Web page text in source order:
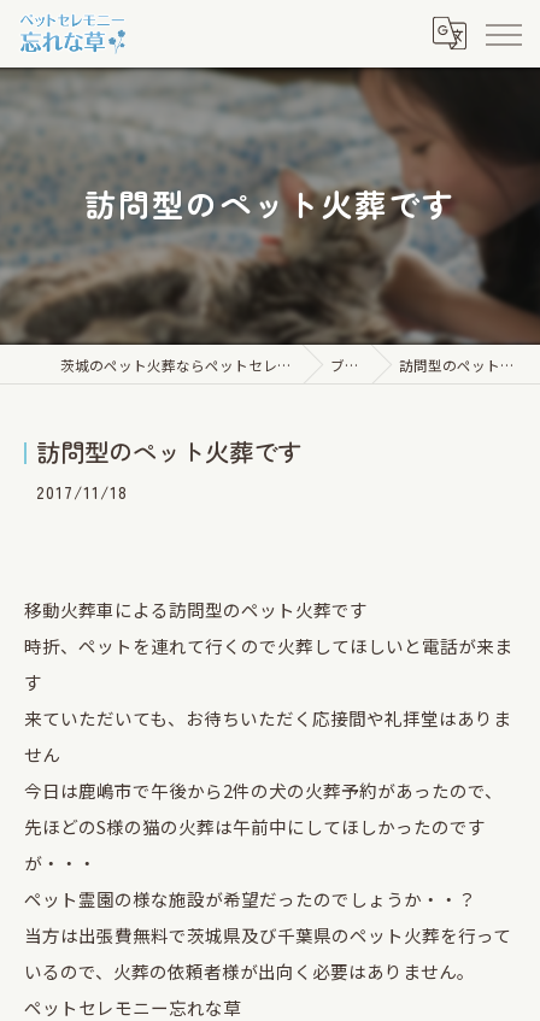
訪問型のペット火葬です
茨城のペット火葬ならペットセレモニー忘れな草 ブログ 訪問型のペット火葬です
訪問型のペット火葬です
2017/11/18
移動火葬車による訪問型のペット火葬です
時折、ペットを連れて行くので火葬してほしいと電話が来ま
す
来ていただいても、お待ちいただく応接間や礼拝堂はありま
せん
今日は鹿嶋市で午後から2件の犬の火葬予約があったので、
先ほどのS様の猫の火葬は午前中にしてほしかったのです
が・・・
ペット霊園の様な施設が希望だったのでしょうか・・？
当方は出張費無料で茨城県及び千葉県のペット火葬を行って
いるので、火葬の依頼者様が出向く必要はありません。
ペットセレモニー忘れな草